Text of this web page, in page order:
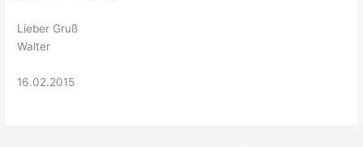
Lieber Gruß
Walter
16.02.2015